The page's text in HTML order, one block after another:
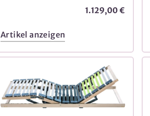
1.129,00 €
Artikel anzeigen